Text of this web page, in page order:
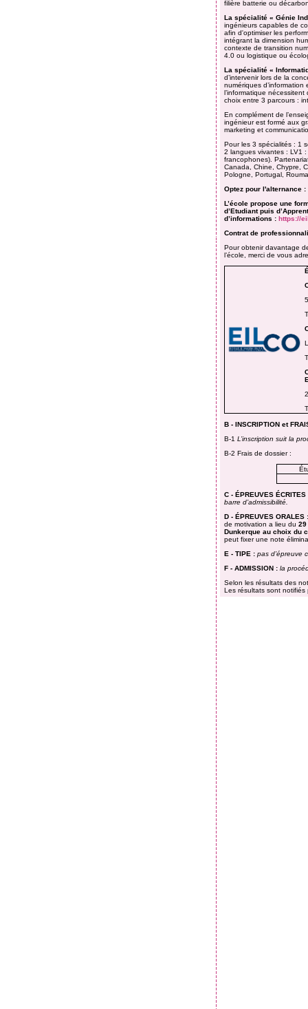
filière batterie ou
La spécialité « Génie
ingénieurs capables de
afin d'optimiser les
intégrant la dimension
contexte de transition
4.0 ou logistique ou
La spécialité «
d’intervenir lors de la
numériques
l’informatique
choix entre 3 parcours :
En complément de
ingénieur est formé aux
marketing et
Pour les 3 spécialités : 1
2 langues vivantes : LV1
francophones).
Canada, Chine, Chypre,
Pologne, Portugal,
Optez pour l'alternance:
L’école propose une
d’Etudiant puis
d’informations : https://
Contrat de
Pour obtenir davantage
l’école, merci de vous
B - INSCRIPTION et
B-1 L’inscription suit la
B-2 Frais de dossier :
C - ÉPREUVES ÉCRITES
barre d’admissibilité.
D - ÉPREUVES ORALES
de motivation a lieu du 29
Dunkerque au choix du
peut fixer une note
E - TIPE : pas d’épreuve
F - ADMISSION: la
Selon les résultats des
Les résultats sont notifiés